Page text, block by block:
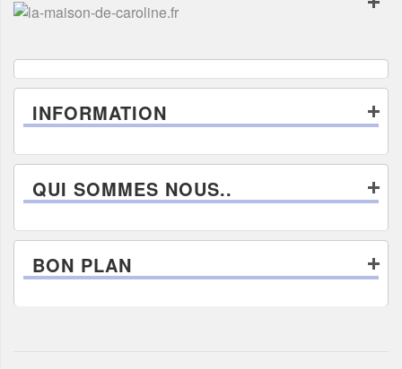
INFORMATION
QUI SOMMES NOUS..
BON PLAN